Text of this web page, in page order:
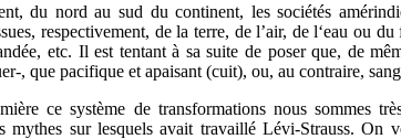
du nord au sud du continent, les sociétés
respectivement, de la terre, de l’air, de l‘eau ou
etc. Il est tentant à sa suite de poser que, de
, que pacifique et apaisant (cuit), ou, au contraire,
ce système de transformations nous sommes
sur lesquels avait travaillé Lévi-Strauss. On